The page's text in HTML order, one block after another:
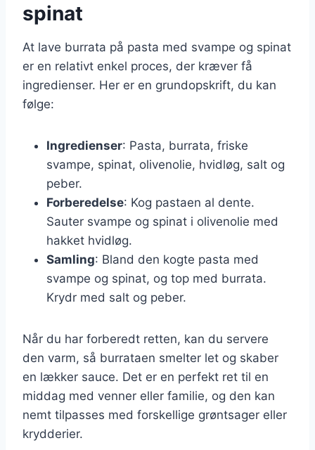
spinat
At lave burrata på pasta med svampe og spinat
er en relativt enkel proces, der kræver få
ingredienser. Her er en grundopskrift, du kan
følge:
Ingredienser: Pasta, burrata, friske
svampe, spinat, olivenolie, hvidløg, salt og
peber.
Forberedelse: Kog pastaen al dente.
Sauter svampe og spinat i olivenolie med
hakket hvidløg.
Samling: Bland den kogte pasta med
svampe og spinat, og top med burrata.
Krydr med salt og peber.
Når du har forberedt retten, kan du servere
den varm, så burrataen smelter let og skaber
en lækker sauce. Det er en perfekt ret til en
middag med venner eller familie, og den kan
nemt tilpasses med forskellige grøntsager eller
krydderier.